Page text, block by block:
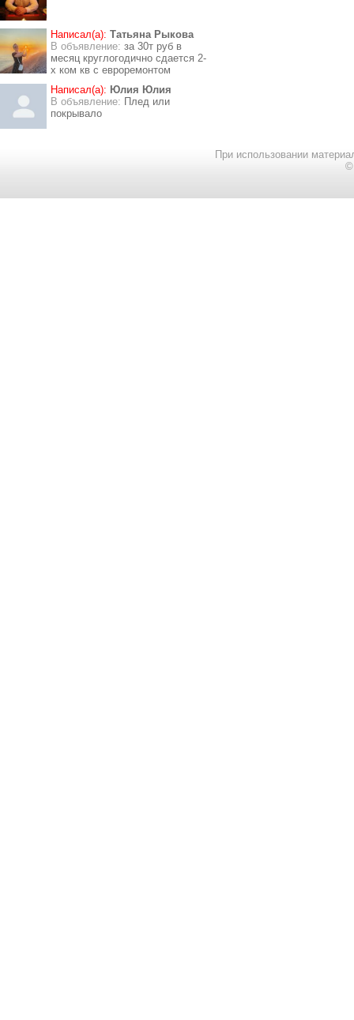
Написал(а): Татьяна Рыкова
В объявление: за 30т руб в
месяц круглогодично сдается 2-
х ком кв с евроремонтом
Написал(а): Юлия Юлия
В объявление: Плед или
покрывало
При использовании